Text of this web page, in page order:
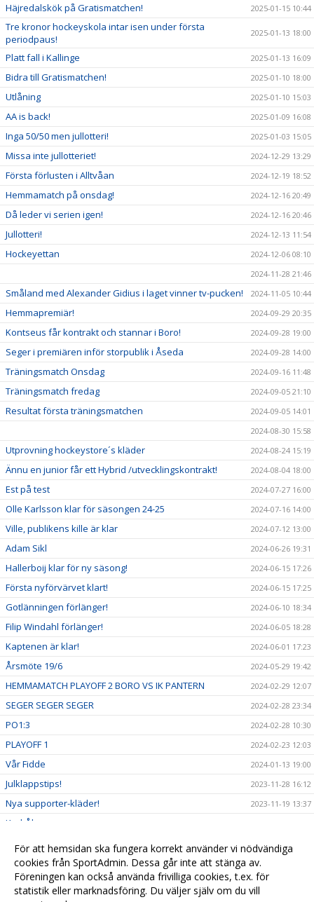
Häjredalskök på Gratismatchen! 2025-01-15 10:44
Tre kronor hockeyskola intar isen under första
periodpaus!
2025-01-13 18:00
Platt fall i Kallinge 2025-01-13 16:09
Bidra till Gratismatchen! 2025-01-10 18:00
Utlåning 2025-01-10 15:03
AA is back! 2025-01-09 16:08
Inga 50/50 men jullotteri! 2025-01-03 15:05
Missa inte jullotteriet! 2024-12-29 13:29
Första förlusten i Alltvåan 2024-12-19 18:52
Hemmamatch på onsdag! 2024-12-16 20:49
Då leder vi serien igen! 2024-12-16 20:46
Jullotteri! 2024-12-13 11:54
Hockeyettan
2024-12-06 08:10
2024-11-28 21:46
Småland med Alexander Gidius i laget vinner tv-pucken! 2024-11-05 10:44
Hemmapremiär! 2024-09-29 20:35
Kontseus får kontrakt och stannar i Boro! 2024-09-28 19:00
Seger i premiären inför storpublik i Åseda 2024-09-28 14:00
Träningsmatch Onsdag 2024-09-16 11:48
Träningsmatch fredag 2024-09-05 21:10
Resultat första träningsmatchen
2024-09-05 14:01
2024-08-30 15:58
Utprovning hockeystore´s kläder 2024-08-24 15:19
Ännu en junior får ett Hybrid /utvecklingskontrakt! 2024-08-04 18:00
Est på test 2024-07-27 16:00
Olle Karlsson klar för säsongen 24-25 2024-07-16 14:00
Ville, publikens kille är klar 2024-07-12 13:00
Adam Sikl 2024-06-26 19:31
Hallerboij klar för ny säsong! 2024-06-15 17:26
Första nyförvärvet klart! 2024-06-15 17:25
Gotlänningen förlänger! 2024-06-10 18:34
Filip Windahl förlänger! 2024-06-05 18:28
Kaptenen är klar! 2024-06-01 17:23
Årsmöte 19/6 2024-05-29 19:42
HEMMAMATCH PLAYOFF 2 BORO VS IK PANTERN 2024-02-29 12:07
SEGER SEGER SEGER 2024-02-28 23:34
PO1:3 2024-02-28 10:30
PLAYOFF 1 2024-02-23 12:03
Vår Fidde 2024-01-13 19:00
Julklappstips! 2023-11-28 16:12
Nya supporter-kläder! 2023-11-19 13:37
Karl-Åke
Bengtssons inställt 2023-10-28 14:29
Nytt digitalt biljettsystem 2023-10-12 09:42
Välkommen till vår hemsida! 2023-10-12 09:18
För att hemsidan ska fungera korrekt använder vi nödvändiga
cookies från SportAdmin. Dessa går inte att stänga av.
Föreningen kan också använda frivilliga cookies, t.ex. för
statistik eller marknadsföring. Du väljer själv om du vill